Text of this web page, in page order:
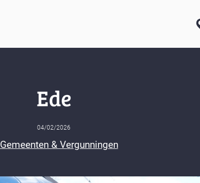
Ede
04/02/2026
Gemeenten & Vergunningen